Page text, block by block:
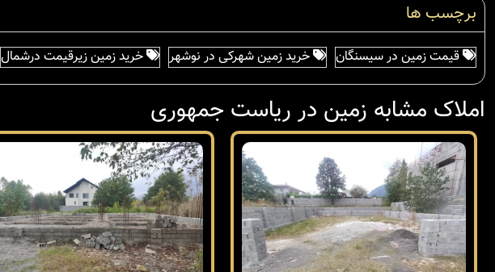
برچسب ها
قیمت زمین در سیسنگان خرید زمین شهرکی در نوشهر خرید زمین زیرقیمت درشمال
املاک مشابه زمین در ریاست جمهوری